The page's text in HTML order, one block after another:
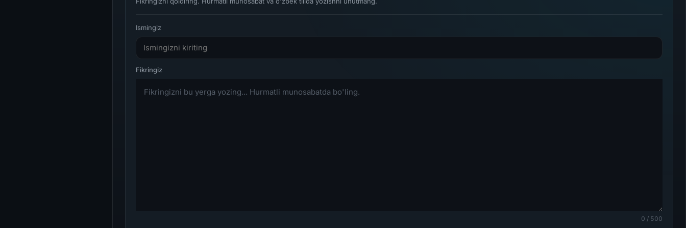
Ismingiz
0 / 500